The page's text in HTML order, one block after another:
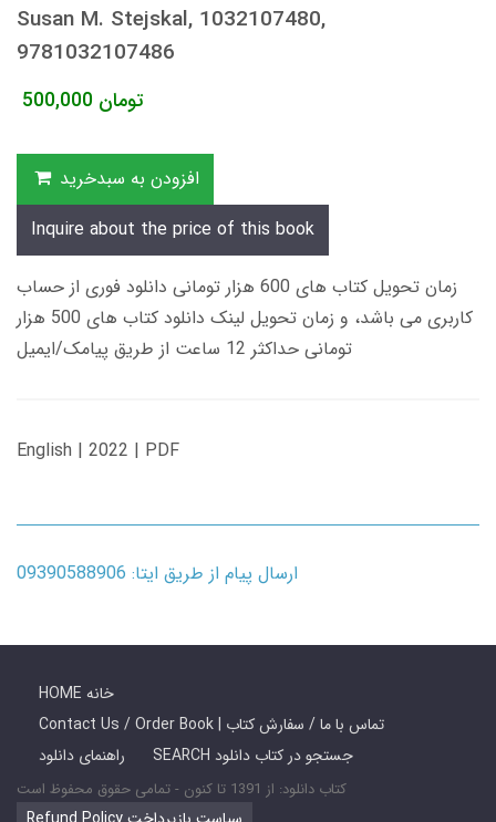
Susan M. Stejskal, 1032107480,
9781032107486
500,000 تومان
افزودن به سبدخرید
Inquire about the price of this book
زمان تحویل کتاب های 600 هزار تومانی دانلود فوری از حساب
کاربری می باشد، و زمان تحویل لینک دانلود کتاب های 500 هزار
تومانی حداکثر 12 ساعت از طریق پیامک/ایمیل
English | 2022 | PDF
ارسال پیام از طریق ایتا: 09390588906
HOME خانه
Contact Us / Order Book | تماس با ما / سفارش کتاب
راهنمای دانلود
SEARCH جستجو در کتاب دانلود
کتاب دانلود: از 1391 تا کنون - تمامی حقوق محفوظ است